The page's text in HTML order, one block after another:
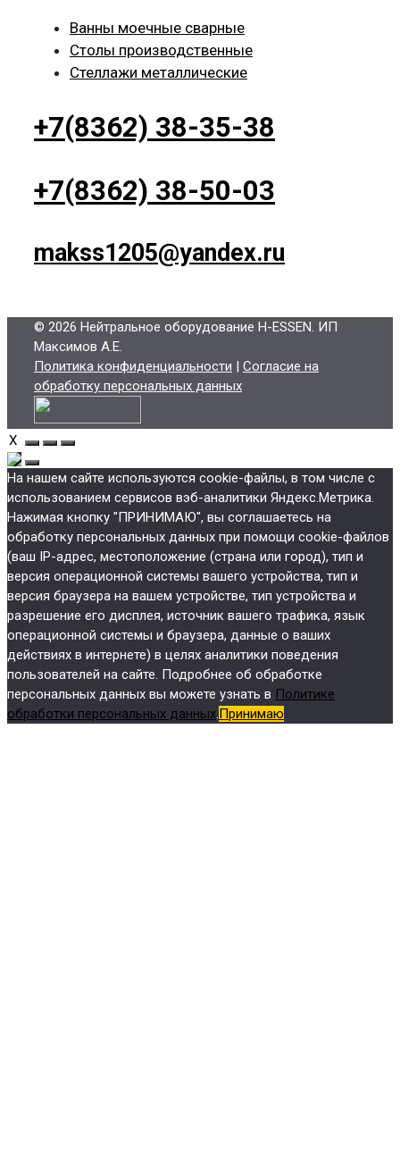
Ванны моечные сварные
Столы производственные
Стеллажи металлические
+7(8362) 38-35-38
+7(8362) 38-50-03
makss1205@yandex.ru
© 2026 Нейтральное оборудование H-ESSEN. ИП
Максимов А.Е.
Политика конфиденциальности
Согласие на
обработку персональных данных
X
На нашем сайте используются cookie-файлы, в том числе с
использованием сервисов вэб-аналитики Яндекс.Метрика.
Нажимая кнопку "ПРИНИМАЮ", вы соглашаетесь на
обработку персональных данных при помощи cookie-файлов
(ваш IP-адрес, местоположение (страна или город), тип и
версия операционной системы вашего устройства, тип и
версия браузера на вашем устройстве, тип устройства и
разрешение его дисплея, источник вашего трафика, язык
операционной системы и браузера, данные о ваших
действиях в интернете) в целях аналитики поведения
пользователей на сайте. Подробнее об обработке
персональных данных вы можете узнать в Политике
обработки персональных данных. Принимаю